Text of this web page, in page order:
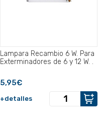
Lampara Recambio 6 W. Para
Exterminadores de 6 y 12 W. .
5,95€
+detalles